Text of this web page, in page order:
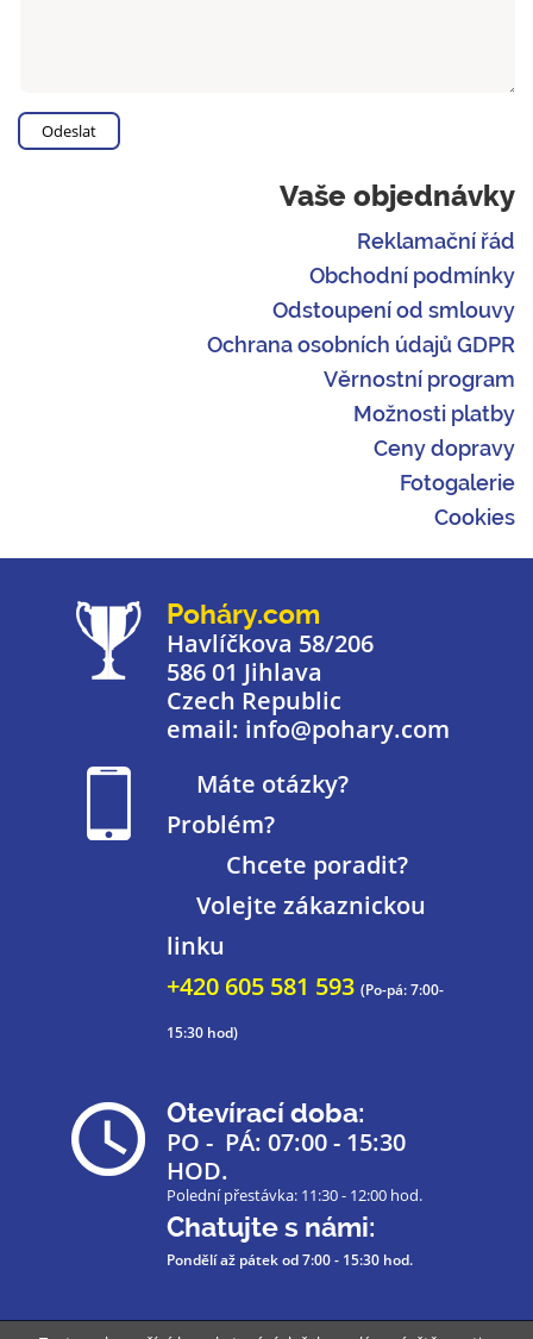
Vaše objednávky
Reklamační řád
Obchodní podmínky
Odstoupení od smlouvy
Ochrana osobních údajů GDPR
Věrnostní program
Možnosti platby
Ceny dopravy
Fotogalerie
Cookies
Poháry.com
Havlíčkova 58/206
586 01 Jihlava
Czech Republic
email: info@pohary.com
Máte otázky?
Problém?
Chcete poradit?
Volejte zákaznickou
linku
+420 605 581 593 (Po-pá: 7:00-
15:30 hod)
Otevírací doba:
PO - PÁ: 07:00 - 15:30
HOD.
Polední přestávka: 11:30 - 12:00 hod.
Chatujte s námi:
Pondělí až pátekod 7:00 - 15:30 hod.